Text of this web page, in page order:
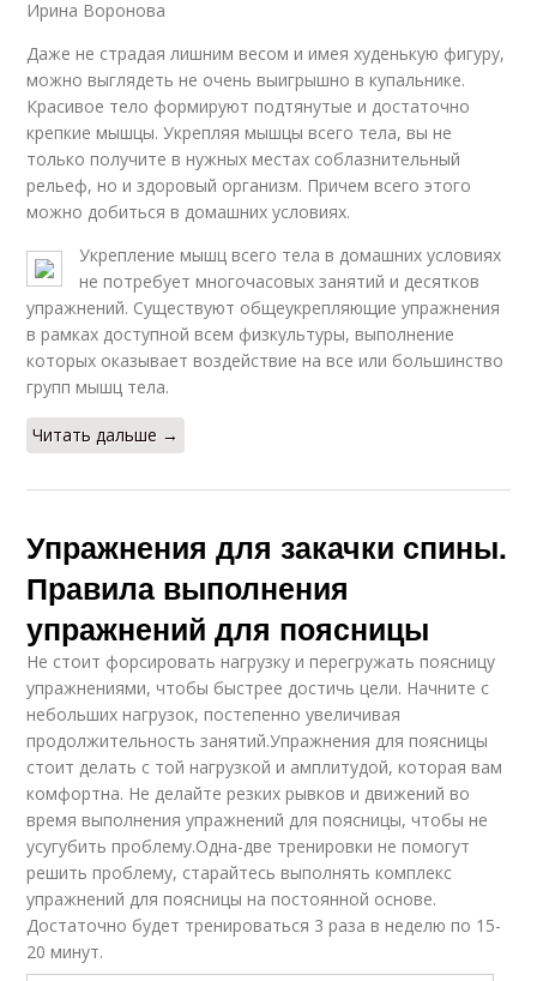
Ирина Воронова
Даже не страдая лишним весом и имея худенькую фигуру,
можно выглядеть не очень выигрышно в купальнике.
Красивое тело формируют подтянутые и достаточно
крепкие мышцы. Укрепляя мышцы всего тела, вы не
только получите в нужных местах соблазнительный
рельеф, но и здоровый организм. Причем всего этого
можно добиться в домашних условиях.
Укрепление мышц всего тела в домашних условиях
не потребует многочасовых занятий и десятков
упражнений. Существуют общеукрепляющие упражнения
в рамках доступной всем физкультуры, выполнение
которых оказывает воздействие на все или большинство
групп мышц тела.
Читать дальше →
Упражнения для закачки спины.
Правила выполнения
упражнений для поясницы
Не стоит форсировать нагрузку и перегружать поясницу
упражнениями, чтобы быстрее достичь цели. Начните с
небольших нагрузок, постепенно увеличивая
продолжительность занятий.Упражнения для поясницы
стоит делать с той нагрузкой и амплитудой, которая вам
комфортна. Не делайте резких рывков и движений во
время выполнения упражнений для поясницы, чтобы не
усугубить проблему.Одна-две тренировки не помогут
решить проблему, старайтесь выполнять комплекс
упражнений для поясницы на постоянной основе.
Достаточно будет тренироваться 3 раза в неделю по 15-
20 минут.